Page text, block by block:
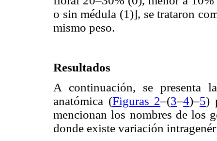
o sin médula (1)], se trataron
mismo peso.
Resultados
A continuación, se presenta
anatómica (Figuras 2–(3–4)–5)
mencionan los nombres de los
donde existe variación